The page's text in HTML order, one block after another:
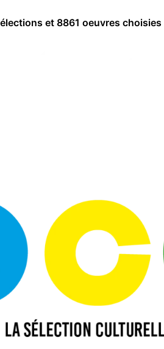
et 8861 oeuvres choisies